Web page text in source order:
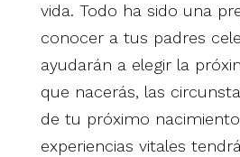
vida. Todo ha sido una
conocer a tus padres
ayudarán a elegir la
que nacerás, las
de tu próximo
experiencias vitales